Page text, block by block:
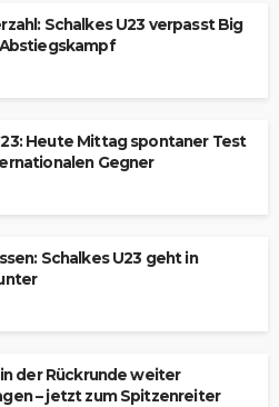
Schalkes U23 verpasst Big
Heute Mittag spontaner Test
Gegner
Schalkes U23 geht in
in der Rückrunde weiter
– jetzt zum Spitzenreiter